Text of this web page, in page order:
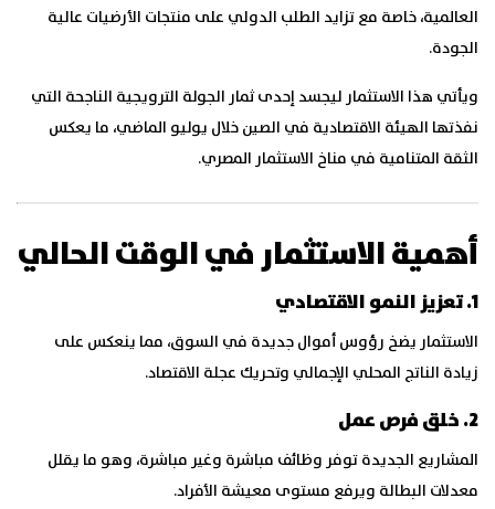
العالمية، خاصة مع تزايد الطلب الدولي على منتجات الأرضيات عالية
الجودة.
ويأتي هذا الاستثمار ليجسد إحدى ثمار الجولة الترويجية الناجحة التي
نفذتها الهيئة الاقتصادية في الصين خلال يوليو الماضي، ما يعكس
الثقة المتنامية في مناخ الاستثمار المصري.
أهمية الاستثمار في الوقت الحالي
1. تعزيز النمو الاقتصادي
الاستثمار يضخ رؤوس أموال جديدة في السوق، مما ينعكس على
زيادة الناتج المحلي الإجمالي وتحريك عجلة الاقتصاد.
2. خلق فرص عمل
المشاريع الجديدة توفر وظائف مباشرة وغير مباشرة، وهو ما يقلل
معدلات البطالة ويرفع مستوى معيشة الأفراد.